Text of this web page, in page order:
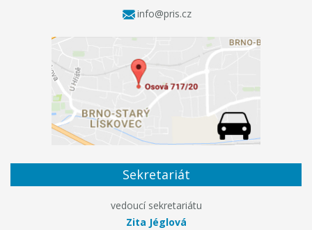
info@pris.cz
Sekretariát
vedoucí sekretariátu
Zita Jéglová